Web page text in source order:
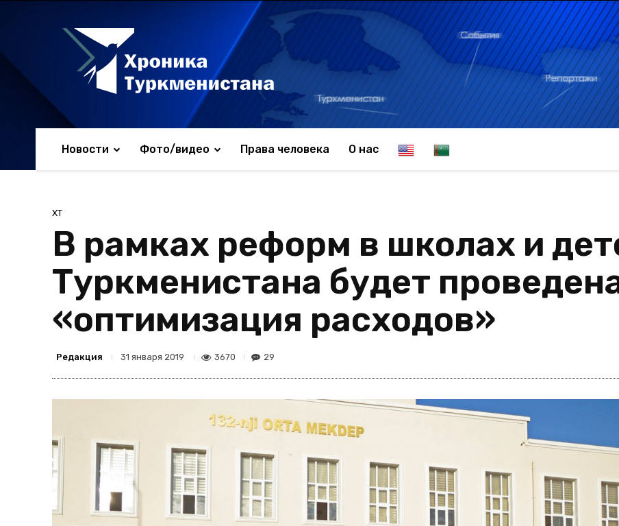
Новости Фото/видео Права человека О нас E
l
i
h
T
k
m
n
e
ХТ
В рамках реформ в школах и
Туркменистана будет
«оптимизация расходов»
Редакция 31 января 2019 3670 29